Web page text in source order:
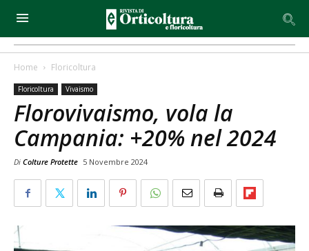
Home Floricoltura
Floricoltura Vivaismo
Florovivaismo, vola la
Campania: +20% nel 2024
Di Colture Protette 5 Novembre 2024